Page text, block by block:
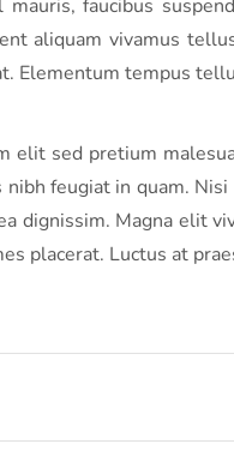
mauris, faucibus
aliquam vivamus
Elementum tempus
elit sed pretium
feugiat in quam.
dignissim. Magna elit
placerat. Luctus at